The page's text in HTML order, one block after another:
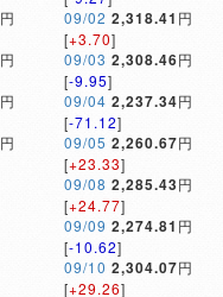
円
円
円
円
09/02 2,318.41 円
[+3.70]
09/03 2,308.46円
[-9.95]
09/04 2,237.34円
[-71.12]
09/05 2,260.67円
[+23.33]
09/08 2,285.43円
[+24.77]
09/09 2,274.81 円
[-10.62]
09/10 2,304.07円
[+29.26]